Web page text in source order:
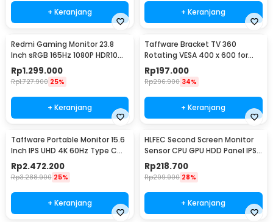
+ Keranjang + Keranjang
Redmi Gaming Monitor 23.8
Inch sRGB 165Hz 1080P HDR10
1ms - G24
Rp1.299.000
Rp1.727.900 25%
+ Keranjang
Taffware Bracket TV 360
Rotating VESA 400 x 600 for
32-65 Inch TV - DN06
Rp197.000
Rp296.900 34%
+ Keranjang
Taffware Portable Monitor 15.6
Inch IPS UHD 4K 60Hz Type C
Mini HDMI - SJD1505
Rp2.472.200
Rp3.288.900 25%
+ Keranjang
HLFEC Second Screen Monitor
Sensor CPU GPU HDD Panel IPS
3.5 Inch - HL-3
Rp218.700
Rp299.900 28%
+ Keranjang